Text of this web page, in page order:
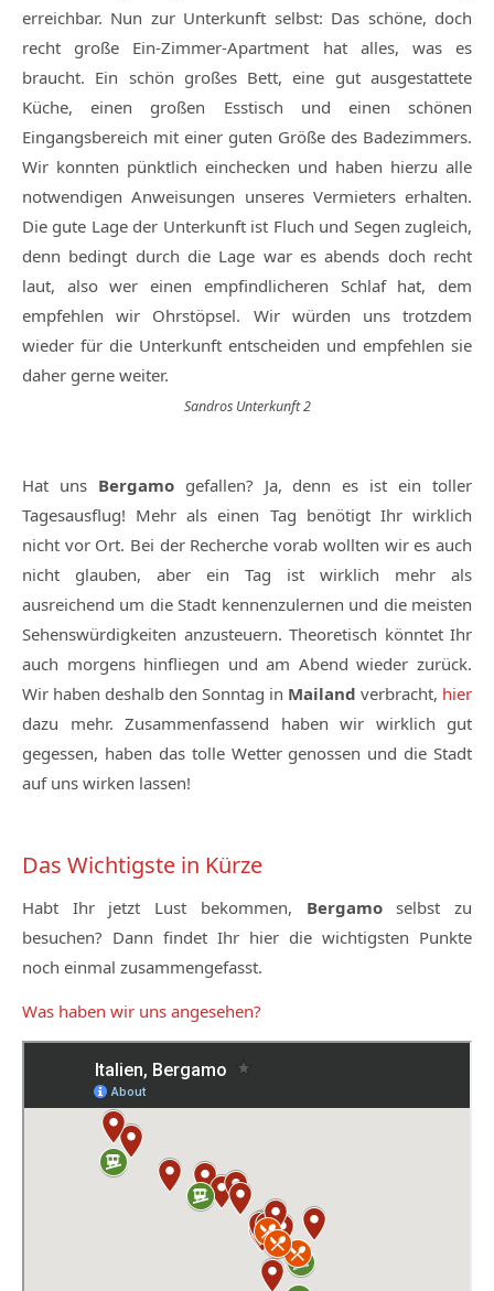
erreichbar. Nun zur Unterkunft selbst: Das schöne, doch
recht große Ein-Zimmer-Apartment hat alles, was es
braucht. Ein schön großes Bett, eine gut ausgestattete
Küche, einen großen Esstisch und einen schönen
Eingangsbereich mit einer guten Größe des Badezimmers.
Wir konnten pünktlich einchecken und haben hierzu alle
notwendigen Anweisungen unseres Vermieters erhalten.
Die gute Lage der Unterkunft ist Fluch und Segen zugleich,
denn bedingt durch die Lage war es abends doch recht
laut, also wer einen empfindlicheren Schlaf hat, dem
empfehlen wir Ohrstöpsel. Wir würden uns trotzdem
wieder für die Unterkunft entscheiden und empfehlen sie
daher gerne weiter.
Sandros Unterkunft 2
Hat uns Bergamogefallen? Ja, denn es ist ein toller
Tagesausflug! Mehr als einen Tag benötigt Ihr wirklich
nicht vor Ort. Bei der Recherche vorab wollten wir es auch
nicht glauben, aber ein Tag ist wirklich mehr als
ausreichend um die Stadt kennenzulernen und die meisten
Sehenswürdigkeiten anzusteuern. Theoretisch könntet Ihr
auch morgens hinfliegen und am Abend wieder zurück.
Wir haben deshalb den Sonntag in Mailand verbracht, hier
dazu mehr. Zusammenfassend haben wir wirklich gut
gegessen, haben das tolle Wetter genossen und die Stadt
auf uns wirken lassen!
Das Wichtigste in Kürze
Habt Ihr jetzt Lust bekommen, Bergamo
selbst zu
besuchen? Dann findet Ihr hier die wichtigsten Punkte
noch einmal zusammengefasst.
Was haben wir uns angesehen?